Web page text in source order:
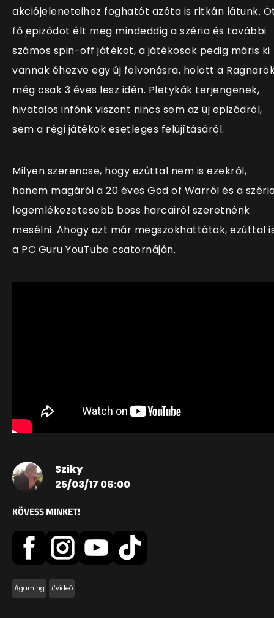
akciójeleneteihez foghatót azóta is ritkán látunk.
fő epizódot élt meg mindeddig a széria és további
számos spin-off játékot, a játékosok pedig máris ki
vannak éhezve egy új felvonásra, holott a
még csak 3 éves lesz idén. Pletykák terjengenek,
hivatalos infónk viszont nincs sem az új epizódról,
sem a régi játékok esetleges felújításáról.
Milyen szerencse, hogy ezúttal nem is ezekről,
hanem magáról a 20 éves God of Warról és a
legemlékezetesebb boss harcairól szeretnénk
mesélni. Ahogy azt már megszokhattátok, ezúttal
a PC Guru YouTube csatornáján.
Sziky
25/03/17 06:00
KÖVESS MINKET!
#gaming #videó